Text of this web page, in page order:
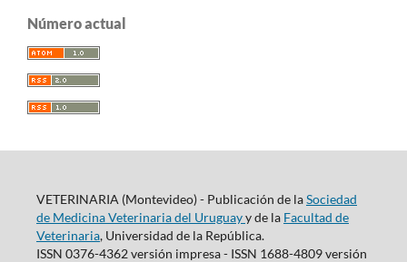
Número actual
VETERINARIA (Montevideo) - Publicación de laSociedad
de Medicina Veterinaria del Uruguayy de la Facultad de
Veterinaria, Universidad de la República.
ISSN 0376-4362 versión impresa - ISSN 1688-4809 versión